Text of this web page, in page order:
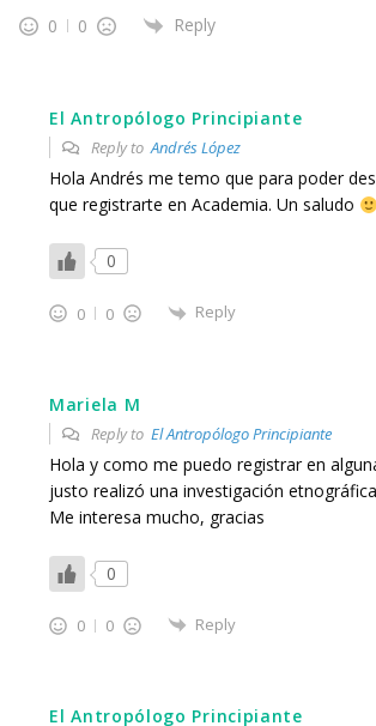
0 0 Reply
El Antropólogo Principiante
Reply toAndrés López
Hola Andrés me temo que para poder
que registrarte en Academia. Un saludo
0
0 0 Reply
Mariela M
Reply to El Antropólogo Principiante
Hola y como me puedo registrar en
justo realizó una investigación
Me interesa mucho, gracias
0
0 0 Reply
El Antropólogo Principiante